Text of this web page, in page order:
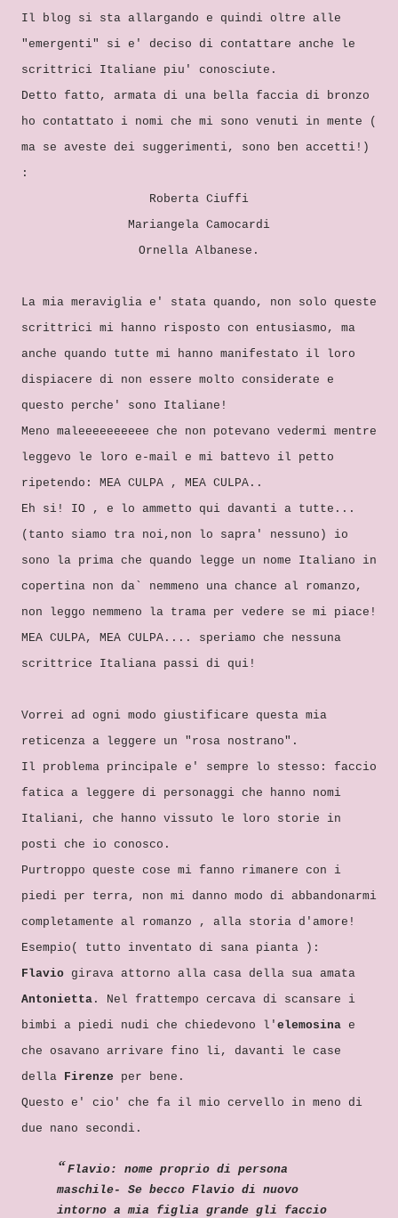
Il blog si sta allargando e quindi oltre alle
"emergenti" si e' deciso di contattare anche le
scrittrici Italiane piu' conosciute.
Detto fatto, armata di una bella faccia di bronzo
ho contattato i nomi che mi sono venuti in mente (
ma se aveste dei suggerimenti, sono ben accetti!)
:
Roberta Ciuffi
Mariangela Camocardi
Ornella Albanese.
La mia meraviglia e' stata quando, non solo queste
scrittrici mi hanno risposto con entusiasmo, ma
anche quando tutte mi hanno manifestato il loro
dispiacere di non essere molto considerate e
questo perche' sono Italiane!
Meno maleeeeeeeeee che non potevano vedermi mentre
leggevo le loro e-mail e mi battevo il petto
ripetendo: MEA CULPA , MEA CULPA..
Eh si! IO , e lo ammetto qui davanti a tutte...
(tanto siamo tra noi,non lo sapra' nessuno) io
sono la prima che quando legge un nome Italiano in
copertina non da` nemmeno una chance al romanzo,
non leggo nemmeno la trama per vedere se mi piace!
MEA CULPA, MEA CULPA.... speriamo che nessuna
scrittrice Italiana passi di qui!
Vorrei ad ogni modo giustificare questa mia
reticenza a leggere un "rosa nostrano".
Il problema principale e' sempre lo stesso: faccio
fatica a leggere di personaggi che hanno nomi
Italiani, che hanno vissuto le loro storie in
posti che io conosco.
Purtroppo queste cose mi fanno rimanere con i
piedi per terra, non mi danno modo di abbandonarmi
completamente al romanzo , alla storia d'amore!
Esempio( tutto inventato di sana pianta ):
Flavio girava attorno alla casa della sua amata
Antonietta . Nel frattempo cercava di scansare i
bimbi a piedi nudi che chiedevono l' elemosina e
che osavano arrivare fino li, davanti le case
della Firenze per bene.
Questo e' cio' che fa il mio cervello in meno di
due nano secondi.
Flavio: nome proprio di persona
maschile- Se becco Flavio di nuovo
intorno a mia figlia grande gli faccio